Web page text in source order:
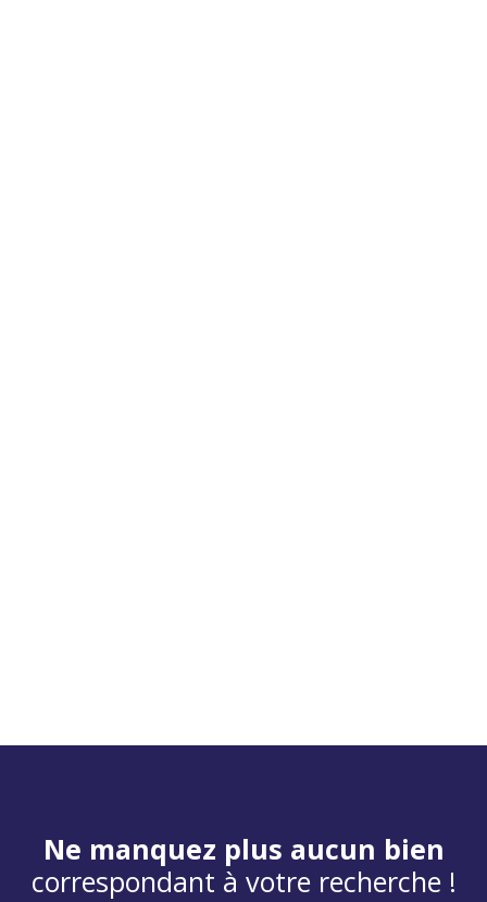
Ne manquez plus aucun bien
correspondant à votre recherche !